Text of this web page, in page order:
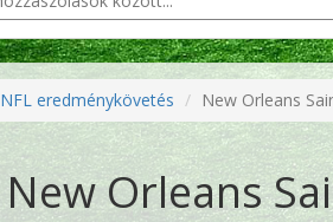
NFL eredménykövetés New Orleans
New Orleans